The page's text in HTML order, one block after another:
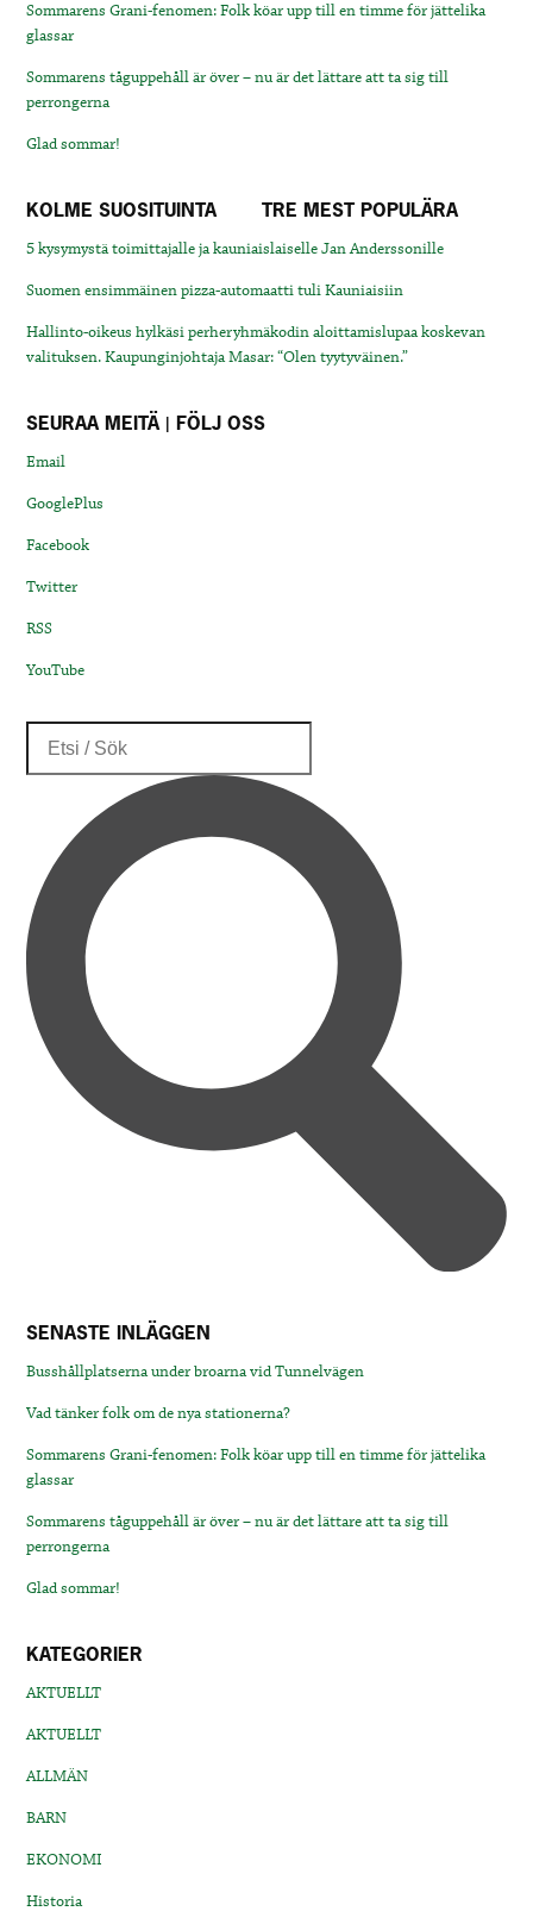
Sommarens Grani-fenomen: Folk köar upp till en timme för jättelika
glassar
Sommarens tåguppehåll är över – nu är det lättare att ta sig till
perrongerna
Glad sommar!
KOLME SUOSITUINTA TRE MEST POPULÄRA
5 kysymystä toimittajalle ja kauniaislaiselle Jan Anderssonille
Suomen ensimmäinen pizza-automaatti tuli Kauniaisiin
Hallinto-oikeus hylkäsi perheryhmäkodin aloittamislupaa koskevan
valituksen. Kaupunginjohtaja Masar: “Olen tyytyväinen.”
SEURAA MEITÄ | FÖLJ OSS
Email
GooglePlus
Facebook
Twitter
RSS
YouTube
SENASTE INLÄGGEN
Busshållplatserna under broarna vid Tunnelvägen
Vad tänker folk om de nya stationerna?
Sommarens Grani-fenomen: Folk köar upp till en timme för jättelika
glassar
Sommarens tåguppehåll är över – nu är det lättare att ta sig till
perrongerna
Glad sommar!
KATEGORIER
AKTUELLT
AKTUELLT
ALLMÄN
BARN
EKONOMI
Historia